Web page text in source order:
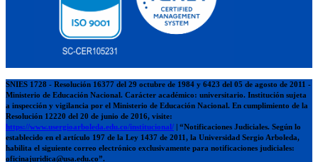
SNIES 1728 - Resolución 16377 del 29 octubre de 1984 y 6423 del 05 de agosto de 2011 -
Ministerio de Educación Nacional. Carácter académico: universitario. Institución sujeta
a inspección y vigilancia por el Ministerio de Educación Nacional. En cumplimiento de la
Resolución 12220 del 20 de junio de 2016, visite:
https://www.usergioarboleda.edu.co/institucional/ | “Notificaciones Judiciales. Según lo
establecido en el artículo 197 de la Ley 1437 de 2011, la Universidad Sergio Arboleda,
habilita el siguiente correo electrónico exclusivamente para notificaciones judiciales:
oficinajuridica@usa.edu.co”.